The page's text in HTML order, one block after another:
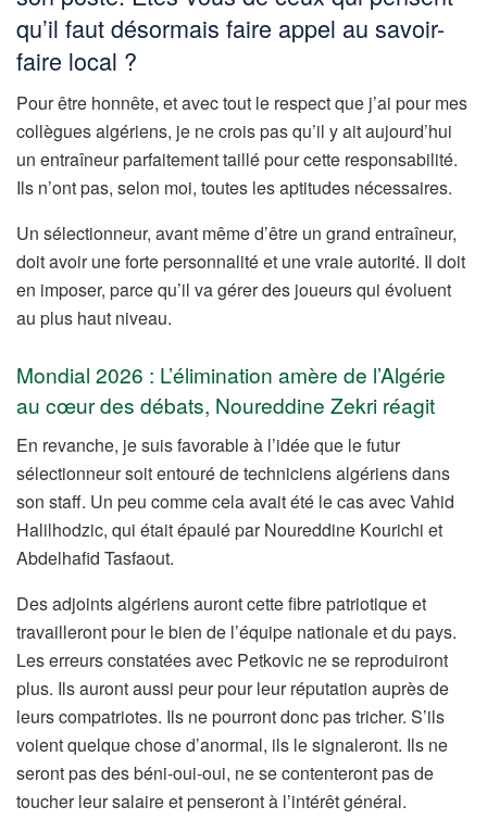
qu’il faut désormais faire appel au savoir-
faire local ?
Pour être honnête, et avec tout le respect que j’ai pour mes
collègues algériens, je ne crois pas qu’il y ait aujourd’hui
un entraîneur parfaitement taillé pour cette responsabilité.
Ils n’ont pas, selon moi, toutes les aptitudes nécessaires.
Un sélectionneur, avant même d’être un grand entraîneur,
doit avoir une forte personnalité et une vraie autorité. Il doit
en imposer, parce qu’il va gérer des joueurs qui évoluent
au plus haut niveau.
Mondial 2026 : L’élimination amère de l’Algérie
au cœur des débats, Noureddine Zekri réagit
En revanche, je suis favorable à l’idée que le futur
sélectionneur soit entouré de techniciens algériens dans
son staff. Un peu comme cela avait été le cas avec Vahid
Halilhodzic, qui était épaulé par Noureddine Kourichi et
Abdelhafid Tasfaout.
Des adjoints algériens auront cette fibre patriotique et
travailleront pour le bien de l’équipe nationale et du pays.
Les erreurs constatées avec Petkovic ne se reproduiront
plus. Ils auront aussi peur pour leur réputation auprès de
leurs compatriotes. Ils ne pourront donc pas tricher. S’ils
voient quelque chose d’anormal, ils le signaleront. Ils ne
seront pas des béni-oui-oui, ne se contenteront pas de
toucher leur salaire et penseront à l’intérêt général.